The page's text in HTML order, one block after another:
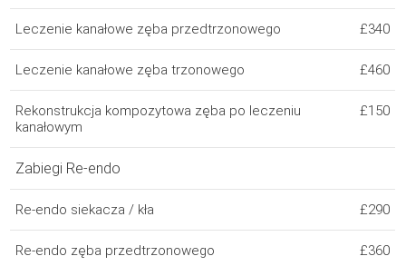
Leczenie kanałowe zęba przedtrzonowego £340
Leczenie kanałowe zęba trzonowego £460
Rekonstrukcja kompozytowa zęba po leczeniu
kanałowym
£150
Zabiegi Re-endo
Re-endo siekacza / kła £290
Re-endo zęba przedtrzonowego £360